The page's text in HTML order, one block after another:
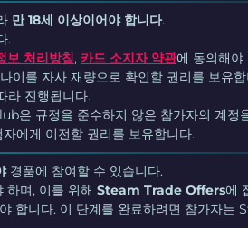
만 18세 이상이어야 합니다.
.
보 처리방침, 카드 소지자 약관에 동의해야
이를 자사 재량으로 확인할 권리를 보유
라 진행됩니다.
은 규정을 준수하지 않은 참가자의 계정
에게 이전할 권리를 보유합니다.
경품에 참여할 수 있습니다.
하며, 이를 위해Steam Trade Offers에
합니다. 이 단계를 완료하려면 참가자는